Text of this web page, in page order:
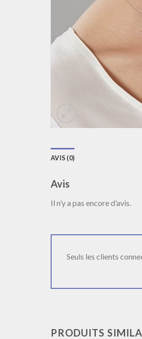
AVIS (0)
Avis
Il n’y a pas encore d’avis.
Seuls les clients
PRODUITS